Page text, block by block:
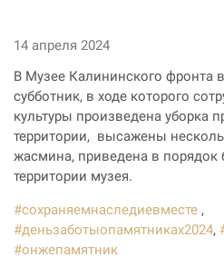
14 апреля 2024
В Музее Калининского фронта
субботник, в ходе которого
культуры произведена уборка
территории, высажены
жасмина, приведена в порядок
территории музея.
#сохраняемнаследиевместе ,
#деньзаботыопамятниках2024,
#онжепамятник